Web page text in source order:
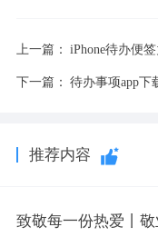
上一篇： iPhone待办便签
下一篇： 待办事项app下
推荐内容
致敬每一份热爱丨